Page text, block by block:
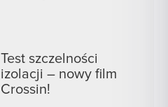
Test szczelności
izolacji – nowy film
Crossin!